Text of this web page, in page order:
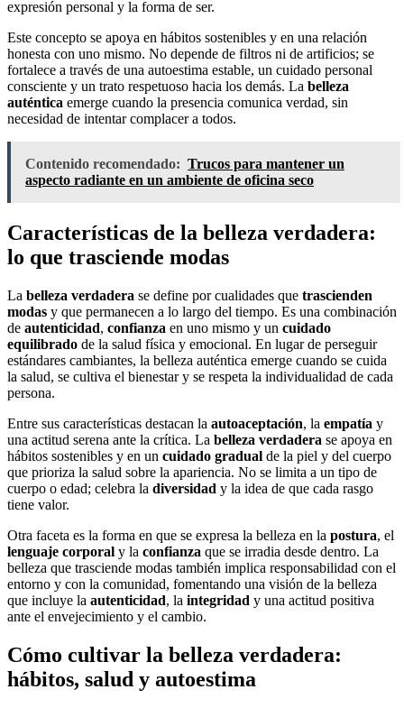
expresión personal y la forma de ser.
Este concepto se apoya en hábitos sostenibles y en una relación
honesta con uno mismo. No depende de filtros ni de artificios; se
fortalece a través de una autoestima estable, un cuidado personal
consciente y un trato respetuoso hacia los demás. La belleza
auténtica emerge cuando la presencia comunica verdad, sin
necesidad de intentar complacer a todos.
Contenido recomendado: Trucos para mantener un
aspecto radiante en un ambiente de oficina seco
Características de la belleza verdadera:
lo que trasciende modas
La belleza verdadera se define por cualidades que trascienden
modas y que permanecen a lo largo del tiempo. Es una combinación
de autenticidad, confianza en uno mismo y un cuidado
equilibrado de la salud física y emocional. En lugar de perseguir
estándares cambiantes, la belleza auténtica emerge cuando se cuida
la salud, se cultiva el bienestar y se respeta la individualidad de cada
persona.
Entre sus características destacan la autoaceptación, la empatía y
una actitud serena ante la crítica. La belleza verdadera se apoya en
hábitos sostenibles y en un cuidado gradual de la piel y del cuerpo
que prioriza la salud sobre la apariencia. No se limita a un tipo de
cuerpo o edad; celebra la diversidad y la idea de que cada rasgo
tiene valor.
Otra faceta es la forma en que se expresa la belleza en la postura, el
lenguaje corporal y la confianza que se irradia desde dentro. La
belleza que trasciende modas también implica responsabilidad con el
entorno y con la comunidad, fomentando una visión de la belleza
que incluye la autenticidad, la integridad y una actitud positiva
ante el envejecimiento y el cambio.
Cómo cultivar la belleza verdadera:
hábitos, salud y autoestima